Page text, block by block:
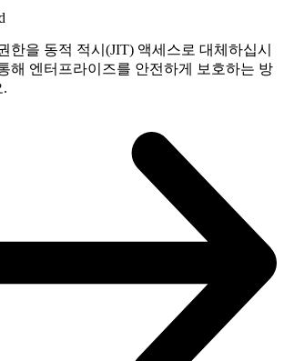
한을 동적 적시(JIT) 액세스로 대체하십시
해 엔터프라이즈를 안전하게 보호하는 방
.